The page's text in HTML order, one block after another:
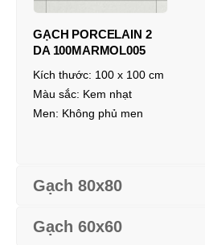
GẠCH PORCELAIN 2
DA 100MARMOL005
Kích thước: 100 x 100 cm
Màu sắc: Kem nhạt
Men: Không phủ men
Gạch 80x80
Gạch 60x60